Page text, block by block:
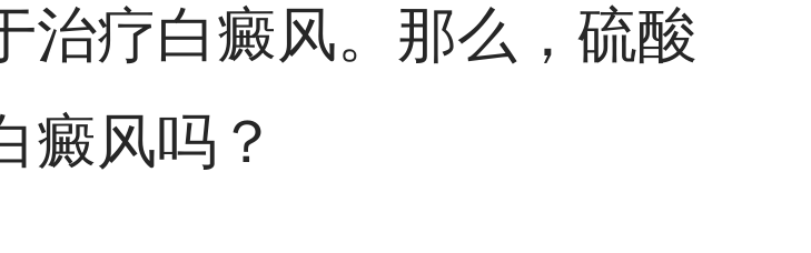
治疗白癜风。那么，硫酸
癜风吗？